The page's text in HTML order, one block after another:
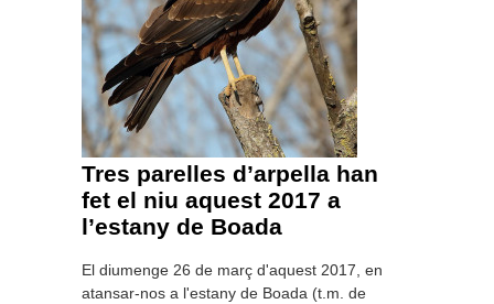
Tres parelles d’arpella han
fet el niu aquest 2017 a
l’estany de Boada
El diumenge 26 de març d'aquest 2017, en
atansar-nos a l'estany de Boada (t.m. de